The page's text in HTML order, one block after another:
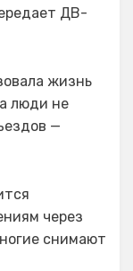
ДВ-
жизнь
люди не
—
через
снимают